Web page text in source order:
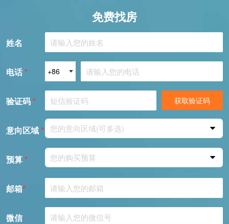
免费找房
姓名
电话*
验证码* 获取验证码
意向区域* 您的意向区域(可多选)
预算* 您的购买预算
邮箱*
微信